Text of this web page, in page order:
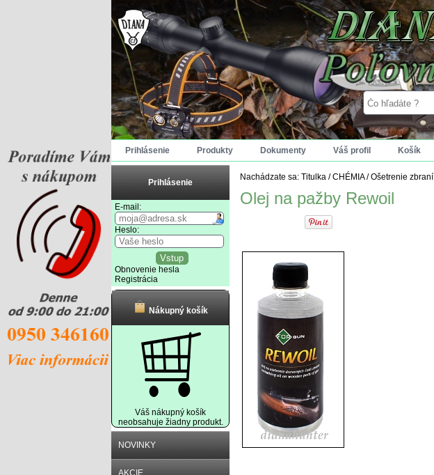
Prihlásenie Produkty Dokumenty Váš profil Košík
Prihlásenie
E-mail:
Heslo:
Obnovenie hesla
Registrácia
Nákupný košík
Váš nákupný košík
neobsahuje žiadny produkt.
NOVINKY
AKCIE
Nachádzate sa: Titulka /CHÉMIA/Ošetrenie zbraní
Olej na pažby Rewoil